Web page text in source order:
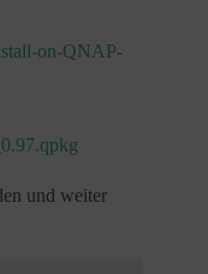
on-QNAP-
und weiter